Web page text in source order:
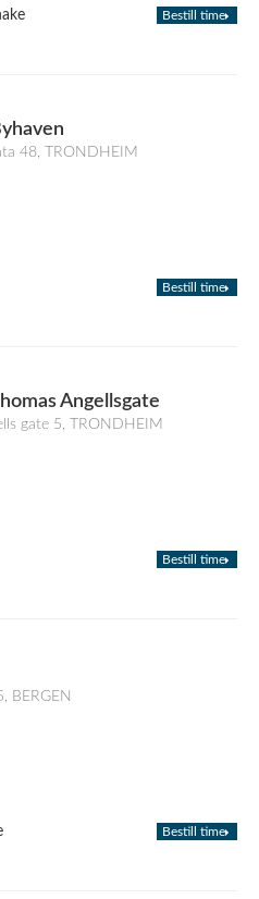
Bestill time
48, TRONDHEIM
Bestill time
Angellsgate
gate 5, TRONDHEIM
Bestill time
BERGEN
Bestill time